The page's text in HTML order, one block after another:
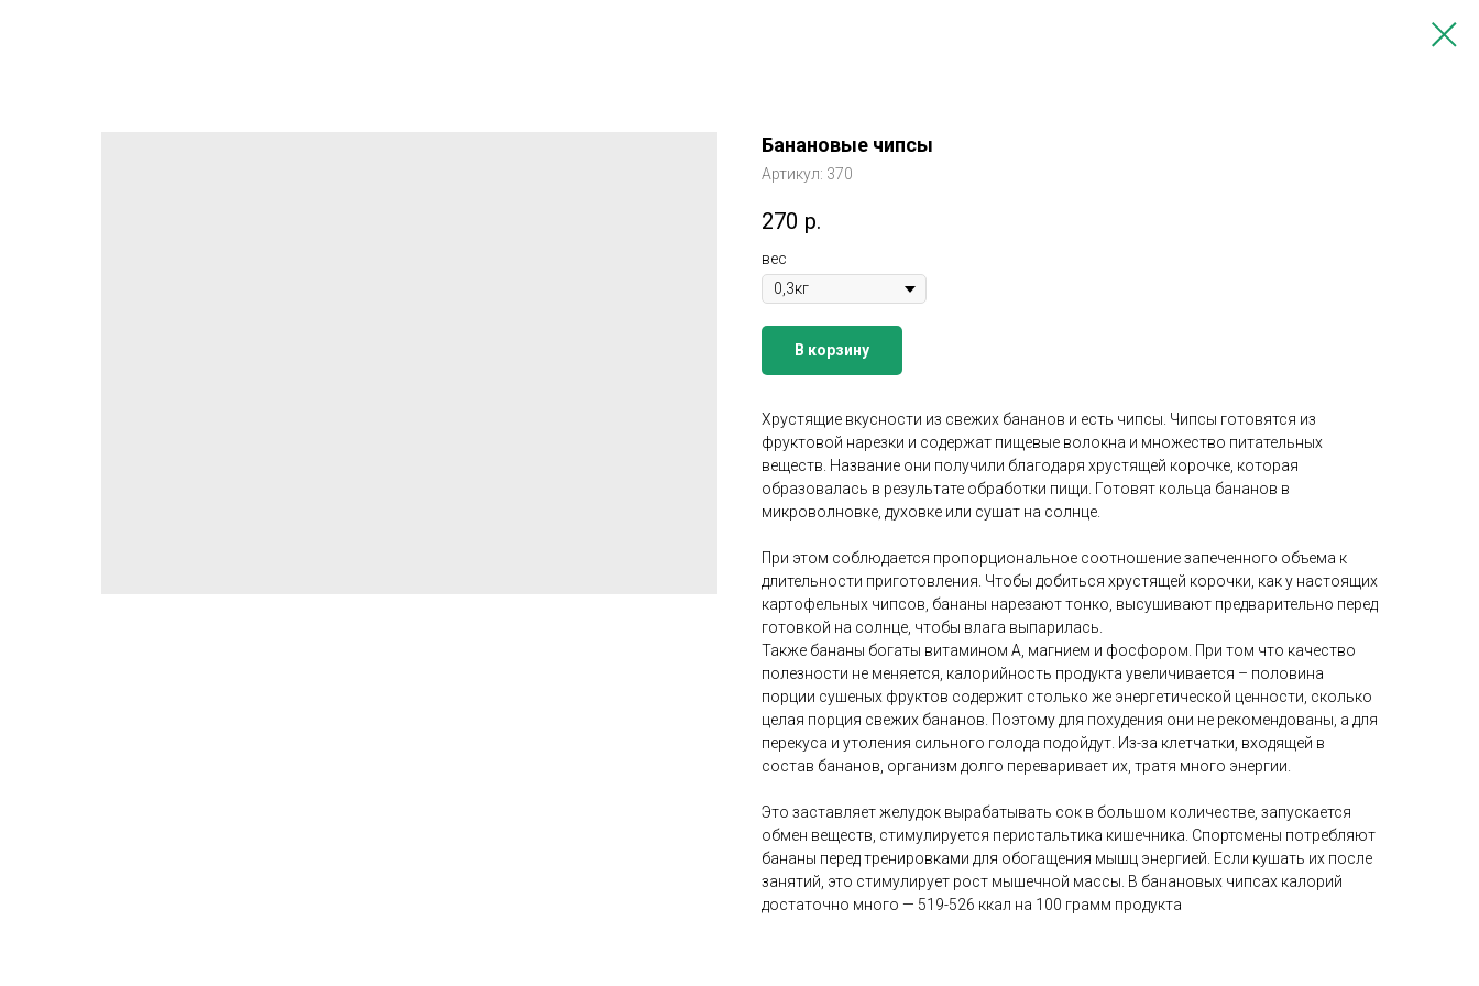
Банановые чипсы
Артикул: 370
270 р.
вес
В корзину
Хрустящие вкусности из свежих бананов и есть чипсы. Чипсы готовятся из
фруктовой нарезки и содержат пищевые волокна и множество питательных
веществ. Название они получили благодаря хрустящей корочке, которая
образовалась в результате обработки пищи. Готовят кольца бананов в
микроволновке, духовке или сушат на солнце.
При этом соблюдается пропорциональное соотношение запеченного объема к
длительности приготовления. Чтобы добиться хрустящей корочки, как у настоящих
картофельных чипсов, бананы нарезают тонко, высушивают предварительно перед
готовкой на солнце, чтобы влага выпарилась.
Также бананы богаты витамином А, магнием и фосфором. При том что качество
полезности не меняется, калорийность продукта увеличивается – половина
порции сушеных фруктов содержит столько же энергетической ценности, сколько
целая порция свежих бананов. Поэтому для похудения они не рекомендованы, а для
перекуса и утоления сильного голода подойдут. Из-за клетчатки, входящей в
состав бананов, организм долго переваривает их, тратя много энергии.
Это заставляет желудок вырабатывать сок в большом количестве, запускается
обмен веществ, стимулируется перистальтика кишечника. Спортсмены потребляют
бананы перед тренировками для обогащения мышц энергией. Если кушать их после
занятий, это стимулирует рост мышечной массы. В банановых чипсах калорий
достаточно много — 519-526 ккал на 100 грамм продукта